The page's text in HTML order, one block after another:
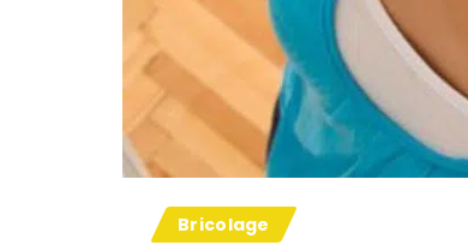
Bricolage